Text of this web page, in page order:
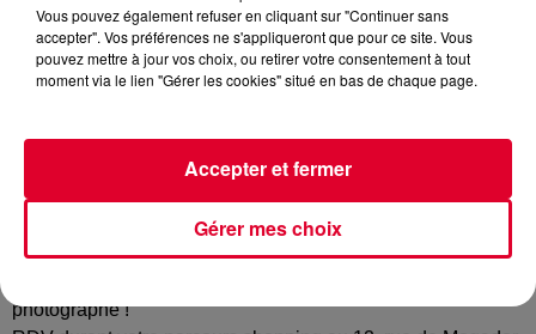
Vous aimez les sensations fortes ? RDV dans le 9e
glass walk suspendu à 16m au-dessus du vide. Pour la
les Galeries Lafayetteorganisent une
promenade sur une passerelle en verre de 9m de long
suspendue àau dessus du vide. Vous pourrez ainsi voir de
plus près le sapin de Noël le plus célèbre de Paris. Et bonus
photographe !
Vous pouvez également refuser en cliquant sur "Continuer sans
accepter". Vos préférences ne s'appliqueront que pour ce site. Vous
pouvez mettre à jour vos choix, ou retirer votre consentement à tout
moment via le lien "Gérer les cookies" situé en bas de chaque page.
Gérer mes choix
Accepter et fermer